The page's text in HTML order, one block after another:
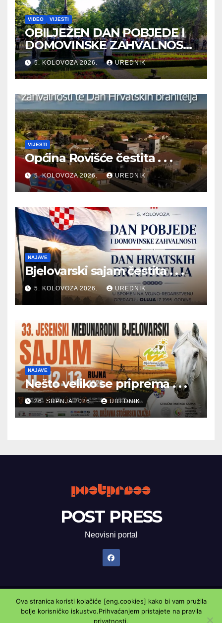
VIDEO VIJESTI
OBILJEŽEN DAN POBJEDE I
DOMOVINSKE ZAHVALNOSTI
TE DAN HRVATSKIH
BRANITELJA
5. KOLOVOZA 2026. UREDNIK
VIJESTI
Općina Rovišće čestita . . .
5. KOLOVOZA 2026. UREDNIK
NAJAVE
Bjelovarski sajam čestita . . .
5. KOLOVOZA 2026. UREDNIK
NAJAVE
Nešto veliko se priprema . . .
26. SRPNJA 2026. UREDNIK
POST PRESS
Neovisni portal
Proudly powered by WordPress| Theme: Newsup byThemeansar.
Ova stranica koristi kolačiće [eng.cookies] kako bi vam pružila
bolje korisničko iskustvo.Prihvaćanjem pristajete na pravila
privatnosti.